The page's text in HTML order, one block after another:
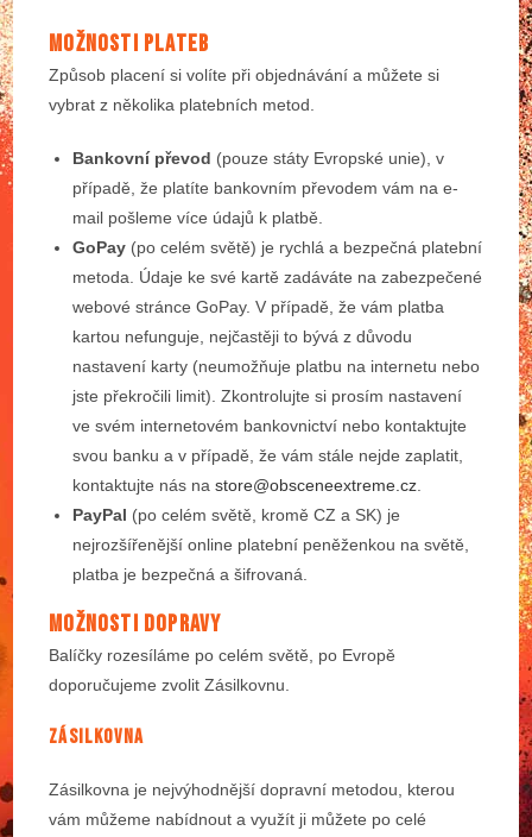
MOŽNOSTI PLATEB
Způsob placení si volíte při objednávání a můžete si
vybrat z několika platebních metod.
Bankovní převod (pouze státy Evropské unie), v
případě, že platíte bankovním převodem vám na e-
mail pošleme více údajů k platbě.
GoPay (po celém světě) je rychlá a bezpečná platební
metoda. Údaje ke své kartě zadáváte na zabezpečené
webové stránce GoPay. V případě, že vám platba
kartou nefunguje, nejčastěji to bývá z důvodu
nastavení karty (neumožňuje platbu na internetu nebo
jste překročili limit). Zkontrolujte si prosím nastavení
ve svém internetovém bankovnictví nebo kontaktujte
svou banku a v případě, že vám stále nejde zaplatit,
kontaktujte nás nastore@obsceneextreme.cz
PayPal (po celém světě, kromě CZ a SK) je
nejrozšířenější online platební peněženkou na světě,
platba je bezpečná a šifrovaná.
MOŽNOSTI DOPRAVY
Balíčky rozesíláme po celém světě, po Evropě
doporučujeme zvolit Zásilkovnu.
Zásilkovna
Zásilkovna je nejvýhodnější dopravní metodou, kterou
vám můžeme nabídnout a využít ji můžete po celé